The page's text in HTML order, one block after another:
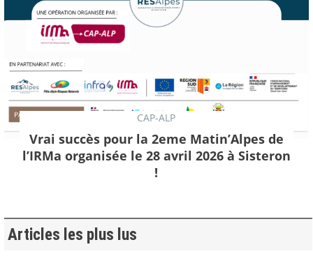
CAP-ALP
Vrai succès pour la 2eme Matin’Alpes de
l’IRMa organisée le 28 avril 2026 à Sisteron
!
Articles les plus lus